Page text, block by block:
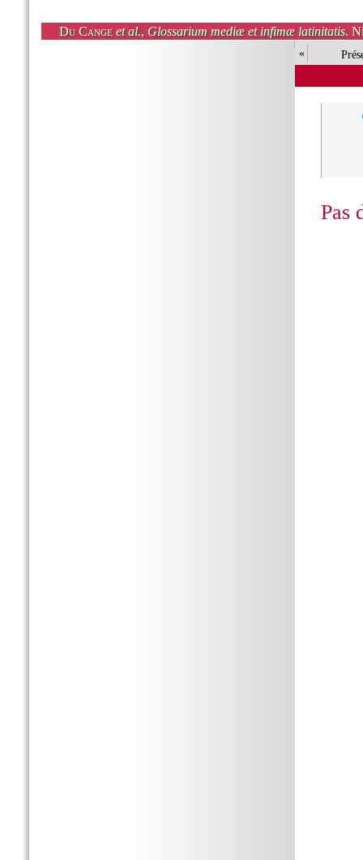
Du Cange et al., Glossarium mediæ et infimæ latinitatis.
«
Pas